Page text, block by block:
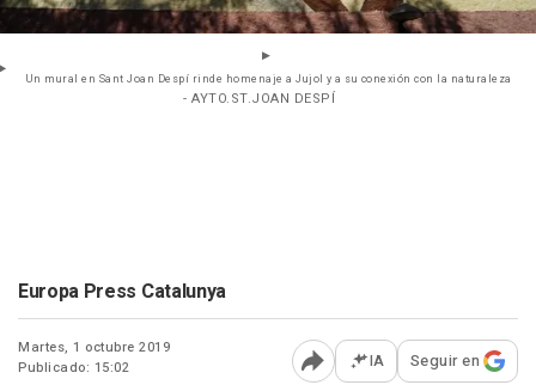
Un mural en Sant Joan Despí rinde homenaje a Jujol y a su conexión con la naturaleza
- AYTO.ST.JOAN DESPÍ
Europa Press Catalunya
Martes, 1 octubre 2019
Publicado: 15:02
Abrir opciones para
IA Seguir en